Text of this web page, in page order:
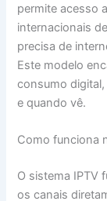
permite acesso
internacionais
precisa de
Este modelo
consumo
e quando vê.
Como funciona
O sistema IPTV
os canais